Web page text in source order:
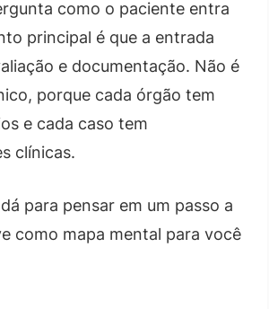
como o paciente entra
principal é que a entrada
e documentação. Não é
porque cada órgão tem
e cada caso tem
clínicas.
para pensar em um passo a
como mapa mental para você